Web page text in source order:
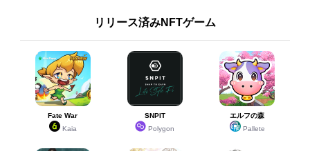
リリース済みNFTゲーム
Fate War
Kaia
SNPIT
Polygon
エルフの森
Pallete